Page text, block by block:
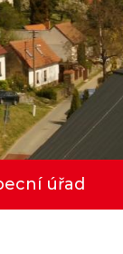
úřad